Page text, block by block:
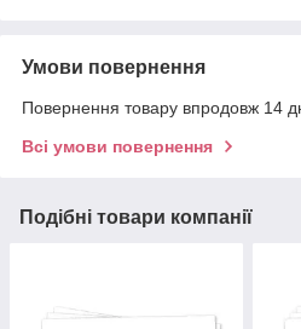
Умови повернення
Повернення товару впродовж 14
Всі умови повернення
Подібні товари компанії